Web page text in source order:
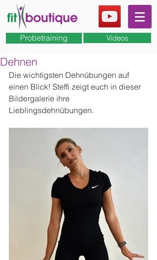
Probetraining Videos
Dehnen
Die wichtigsten Dehnübungen auf
einen Blick! Steffi zeigt euch in dieser
Bildergalerie ihre
Lieblingsdehnübungen.